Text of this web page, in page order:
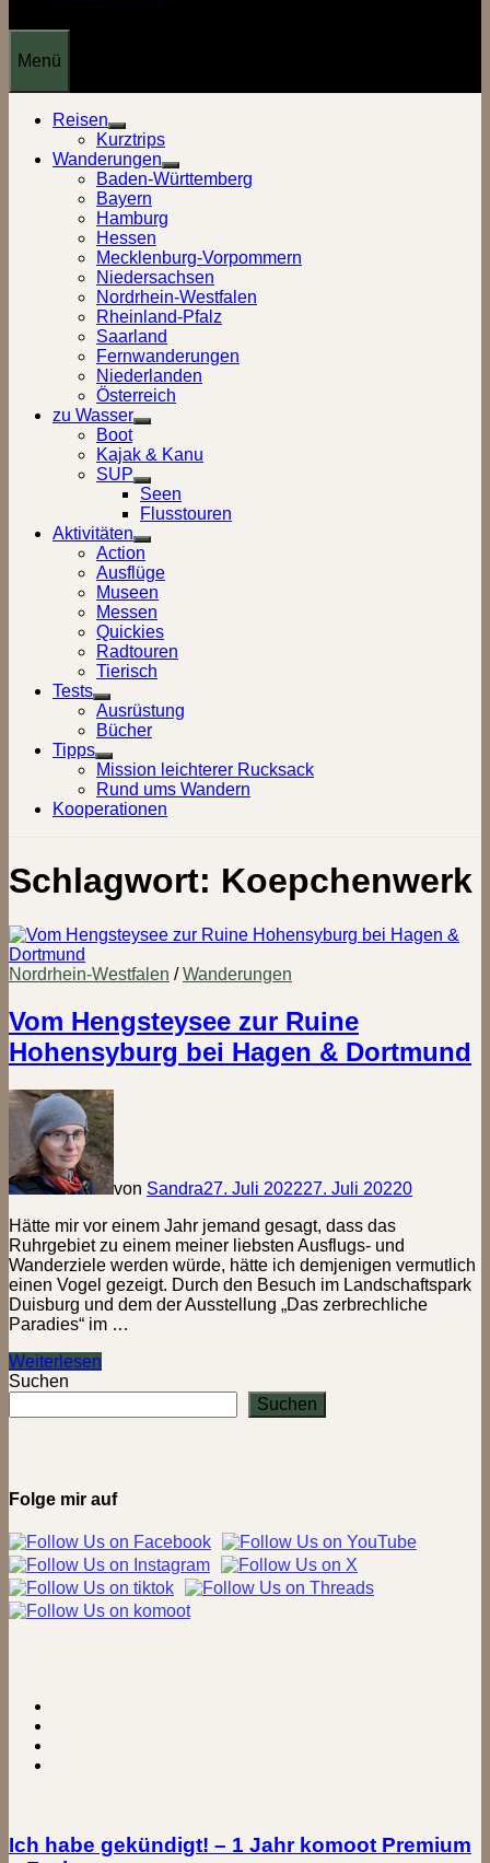
Menü
Reisen
Show
sub
menu
Kurztrips
Wanderungen
Show
sub
Baden-Württemberg
Bayern
Hamburg
Hessen
Mecklenburg-Vorpommern
Niedersachsen
Nordrhein-Westfalen
Rheinland-Pfalz
Saarland
Fernwanderungen
Niederlanden
Österreich
zu Wasser
Show
sub
menu
Boot
Kajak & Kanu
SUP
Show
sub
menu
Seen
Flusstouren
Aktivitäten
Show
sub
menu
Action
Ausflüge
Museen
Messen
Quickies
Radtouren
Tierisch
Tests
Show
sub
menu
Ausrüstung
Bücher
Tipps
Show
sub
menu
Mission leichterer Rucksack
Rund ums Wandern
Kooperationen
Schlagwort: Koepchenwerk
Nordrhein-Westfalen /Wanderungen
Vom Hengsteysee zur Ruine
Hohensyburg bei Hagen & Dortmund
von Sandra27. Juli 202227. Juli 20220
Hätte mir vor einem Jahr jemand gesagt, dass das
Ruhrgebiet zu einem meiner liebsten Ausflugs- und
Wanderziele werden würde, hätte ich demjenigen vermutlich
einen Vogel gezeigt. Durch den Besuch im Landschaftspark
Duisburg und dem der Ausstellung „Das zerbrechliche
Paradies“ im …
Vom
Hengsteysee
Ruine
&
Weiterlesen
Suchen
Suchen
Folge mir auf
Ich habe gekündigt! – 1 Jahr komoot Premium